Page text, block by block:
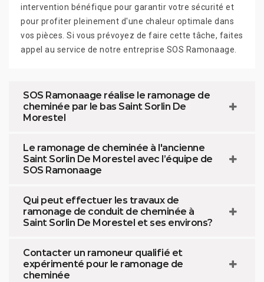
intervention bénéfique pour garantir votre sécurité et
pour profiter pleinement d'une chaleur optimale dans
vos pièces. Si vous prévoyez de faire cette tâche, faites
appel au service de notre entreprise SOS Ramonaage.
SOS Ramonaage réalise le ramonage de
cheminée par le bas Saint Sorlin De
Morestel
Le ramonage de cheminée à l'ancienne
Saint Sorlin De Morestel avec l’équipe de
SOS Ramonaage
Qui peut effectuer les travaux de
ramonage de conduit de cheminée à
Saint Sorlin De Morestel et ses environs?
Contacter un ramoneur qualifié et
expérimenté pour le ramonage de
cheminée